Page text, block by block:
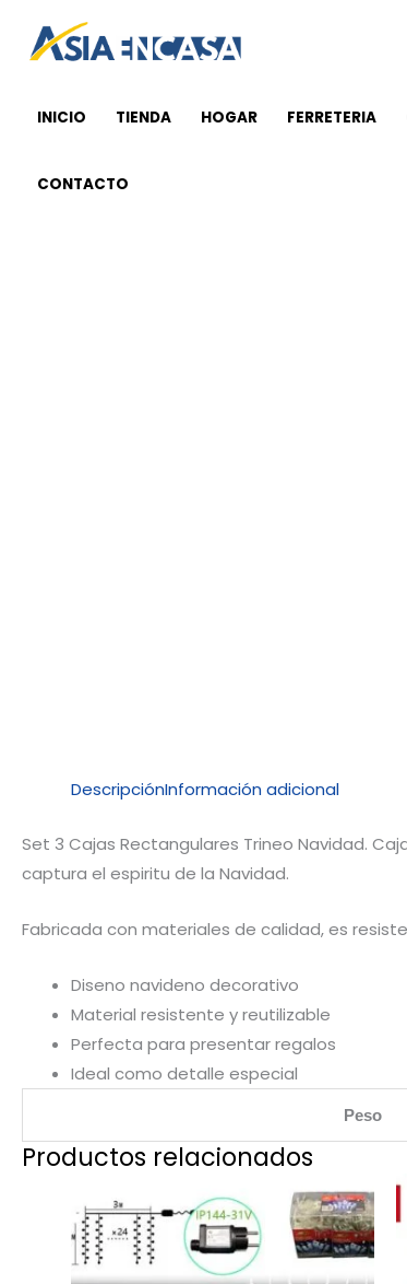
INICIO TIENDA HOGAR FERRETERIA
CONTACTO
DescripciónInformación adicional
Set 3 Cajas Rectangulares Trineo Navidad.
captura el espiritu de la Navidad.
Fabricada con materiales de calidad, es
Diseno navideno decorativo
Material resistente y reutilizable
Perfecta para presentar regalos
Ideal como detalle especial
Peso
Productos relacionados